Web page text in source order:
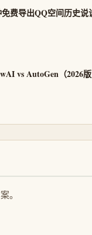
费导出QQ空间历史说
vs AutoGen（2026
。